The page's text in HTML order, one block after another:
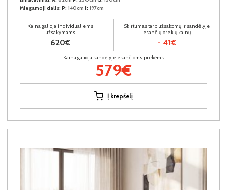
Miegamoji dalis: P: 140cm I: 197cm
Kaina galioja individualiems
užsakymams
620€
Skirtumas tarp užsakomų ir sandėlyje
esančių prekių kainų
- 41€
Kaina galioja sandėlyje esančioms prekėms
579€
Į krepšelį